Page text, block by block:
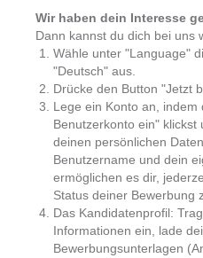
Wir haben dein Interesse
Dann kannst du dich bei uns
Wähle unter "Language"
"Deutsch" aus.
Drücke den Button "Jetzt
Lege ein Konto an, indem
Benutzerkonto ein" klickst
deinen persönlichen
Benutzername und dein
ermöglichen es dir,
Status deiner Bewerbung
Das Kandidatenprofil:
Informationen ein, lade
Bewerbungsunterlagen